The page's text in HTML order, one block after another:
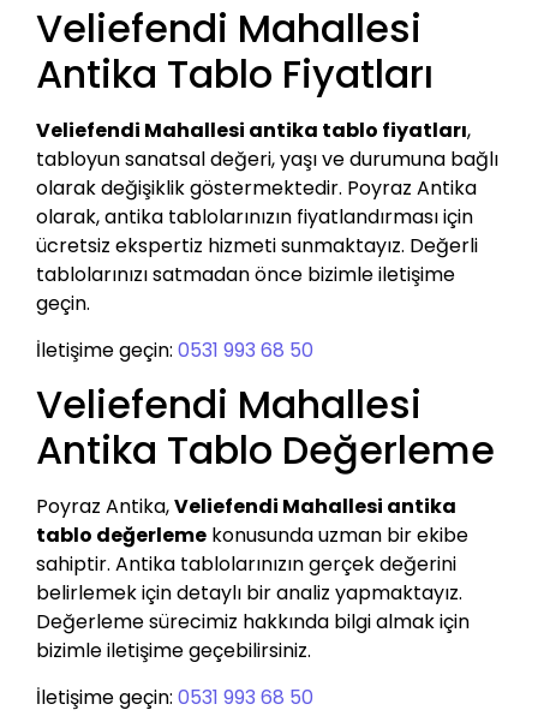
Veliefendi Mahallesi
Antika Tablo Fiyatları
Veliefendi Mahallesi antika tablo fiyatları,
tabloyun sanatsal değeri, yaşı ve durumuna bağlı
olarak değişiklik göstermektedir. Poyraz Antika
olarak, antika tablolarınızın fiyatlandırması için
ücretsiz ekspertiz hizmeti sunmaktayız. Değerli
tablolarınızı satmadan önce bizimle iletişime
geçin.
İletişime geçin: 0531 993 68 50
Veliefendi Mahallesi
Antika Tablo Değerleme
Poyraz Antika,Veliefendi Mahallesi antika
tablo değerleme konusunda uzman bir ekibe
sahiptir. Antika tablolarınızın gerçek değerini
belirlemek için detaylı bir analiz yapmaktayız.
Değerleme sürecimiz hakkında bilgi almak için
bizimle iletişime geçebilirsiniz.
İletişime geçin: 0531 993 68 50